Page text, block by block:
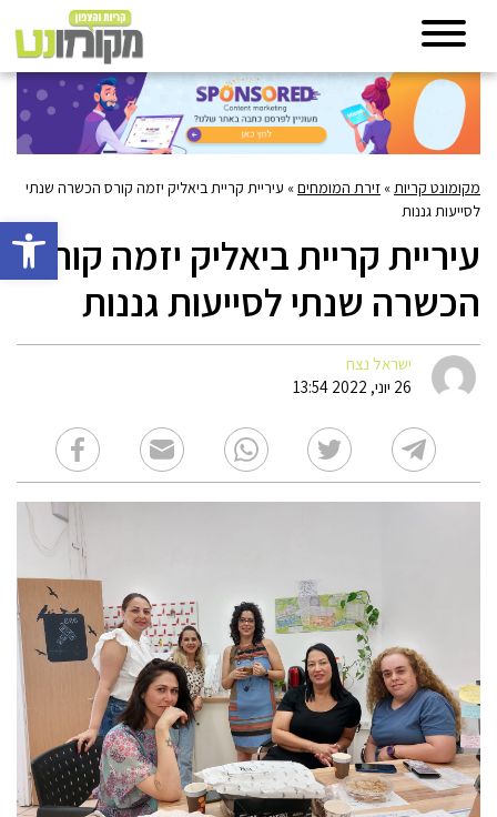
פתח
מקומונט קריות » זירת המומחים» עיריית קריית ביאליק יזמה קורס הכשרה שנתי
לסייעות גננות
עיריית קריית ביאליק יזמה קורס
הכשרה שנתי לסייעות גננות
ישראל נצח
26 יוני, 2022 13:54